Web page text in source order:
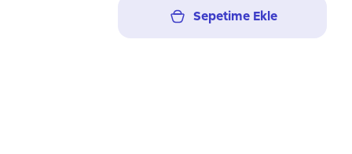
Sepetime Ekle